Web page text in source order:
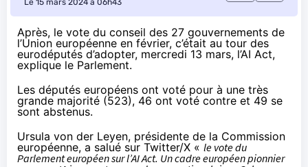
Le 15 mars 2024 à 06h43
Après, le vote du conseil des 27 gouvernements de
l’Union européenne en février, c’était au tour des
eurodéputés d’adopter, mercredi 13 mars, l’AI Act,
explique le Parlement.
Les députés européens ont voté pour à une très
grande majorité (523), 46 ont voté contre et 49 se
sont abstenus.
Ursula von der Leyen, présidente de la Commission
européenne, a salué sur Twitter/X « le vote du
Parlement européen sur l’AI Act. Un cadre européen pionnier